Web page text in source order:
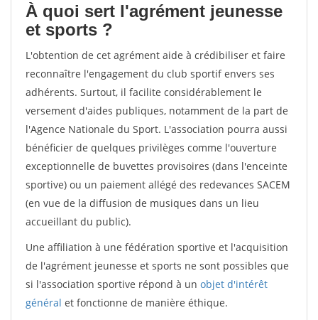
À quoi sert l'agrément jeunesse
et sports ?
L'obtention de cet agrément aide à crédibiliser et faire
reconnaître l'engagement du club sportif envers ses
adhérents. Surtout, il facilite considérablement le
versement d'aides publiques, notamment de la part de
l'Agence Nationale du Sport. L'association pourra aussi
bénéficier de quelques privilèges comme l'ouverture
exceptionnelle de buvettes provisoires (dans l'enceinte
sportive) ou un paiement allégé des redevances SACEM
(en vue de la diffusion de musiques dans un lieu
accueillant du public).
Une affiliation à une fédération sportive et l'acquisition
de l'agrément jeunesse et sports ne sont possibles que
si l'association sportive répond à un objet d'intérêt
général et fonctionne de manière éthique.